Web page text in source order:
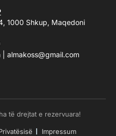
1000 Shkup, Maqedoni
almakoss@gmail.com
të drejtat e rezervuara!
Impressum